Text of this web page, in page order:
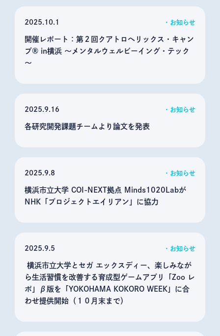
2025 10.1 お知らせ
開催レポート：第２回クアトロヘリックス・キャン
プ® in横浜 ～メンタルウェルビーイング・テック
～
2025 9.16 お知らせ
各研究開発課題チームより論文を発表
2025 9.8 お知らせ
横浜市立大学 COI-NEXT拠点 Minds1020Labが
NHK「プロジェクトエイリアン」に協力
2025 9.5 お知らせ
横浜市立大学とセガ エックスディー、楽しみなが
ら生活習慣を改善する育成型ゲームアプリ「Zoo レ
ポ」β版を「YOKOHAMA KOKORO WEEK」に合
わせ提供開始（１０月末まで）